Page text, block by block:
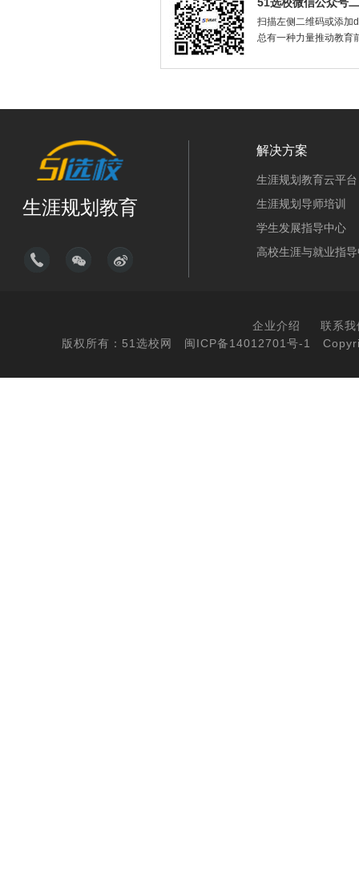
扫描左侧二维码或添加
总有一种力量推动教育
生涯规划教育
解决方案
生涯规划教育云平台
生涯规划导师培训
学生发展指导中心
高校生涯与就业指
企业介绍
联系我
版权所有：51选校网
闽ICP备14012701号-1